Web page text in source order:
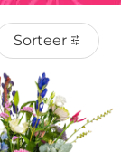
Sorteer